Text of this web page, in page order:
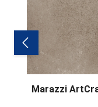
Marazzi